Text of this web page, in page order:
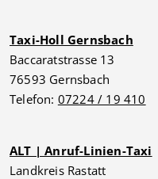
Taxi-Holl Gernsbach
Baccaratstrasse 13
76593 Gernsbach
Telefon: 07224 / 19 410
ALT | Anruf-Linien-Taxi
Landkreis Rastatt